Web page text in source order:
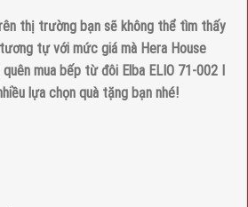
thị trường bạn sẽ không thể tìm thấy
tự với mức giá mà Hera House
mua bếp từ đôi Elba ELIO 71-002 I
lựa chọn quà tặng bạn nhé!